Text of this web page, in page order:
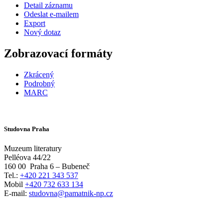
Detail záznamu
Odeslat e-mailem
Export
Nový dotaz
Zobrazovací formáty
Zkrácený
Podrobný
MARC
Studovna Praha
Muzeum literatury
Pelléova 44/22
160 00 Praha 6 – Bubeneč
Tel.: +420 221 343 537
Mobil +420 732 633 134
E-mail: studovna@pamatnik-np.cz